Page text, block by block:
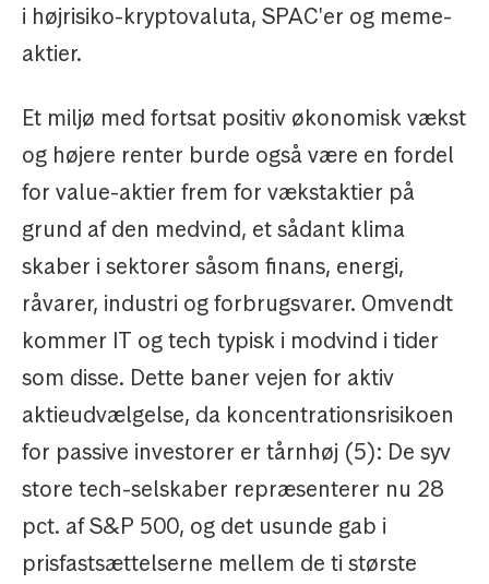
i højrisiko-kryptovaluta, SPAC'er og meme-
aktier.
Et miljø med fortsat positiv økonomisk vækst
og højere renter burde også være en fordel
for value-aktier frem for vækstaktier på
grund af den medvind, et sådant klima
skaber i sektorer såsom finans, energi,
råvarer, industri og forbrugsvarer. Omvendt
kommer IT og tech typisk i modvind i tider
som disse. Dette baner vejen for aktiv
aktieudvælgelse, da koncentrationsrisikoen
for passive investorer er tårnhøj (5): De syv
store tech-selskaber repræsenterer nu 28
pct. af S&P 500, og det usunde gab i
prisfastsættelserne mellem de ti største